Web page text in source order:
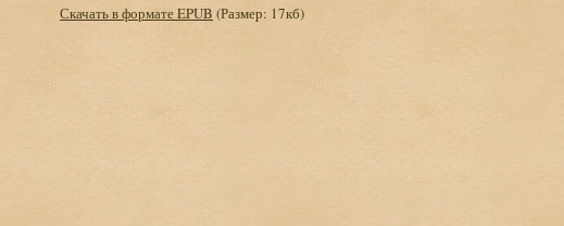
Скачать в формате EPUB (Размер: 17кб)